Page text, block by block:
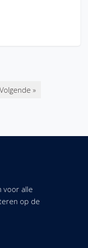
Volgende »
voor alle
op de